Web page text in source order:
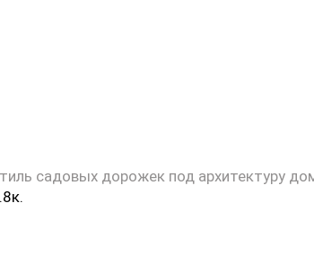
садовых дорожек под архитектуру